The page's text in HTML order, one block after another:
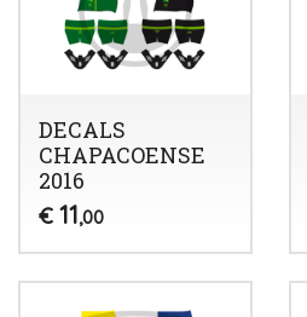
DECALS
CHAPACOENSE
2016
€ 11,00